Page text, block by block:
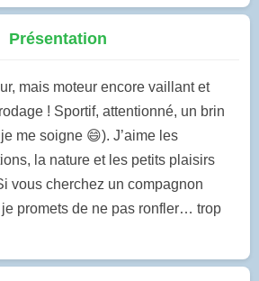
Présentation
mais moteur encore vaillant et
! Sportif, attentionné, un brin
me soigne 😄). J’aime les
la nature et les petits plaisirs
vous cherchez un compagnon
promets de ne pas ronfler… trop